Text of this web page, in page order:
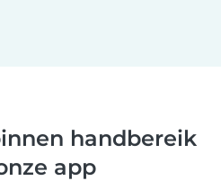
handbereik
app